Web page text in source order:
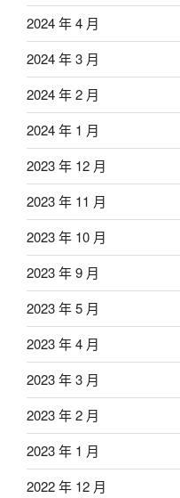
2024 年 4 月
2024 年 3 月
2024 年 2 月
2024 年 1 月
2023 年 12 月
2023 年 11 月
2023 年 10 月
2023 年 9 月
2023 年 5 月
2023 年 4 月
2023 年 3 月
2023 年 2 月
2023 年 1 月
2022 年 12 月